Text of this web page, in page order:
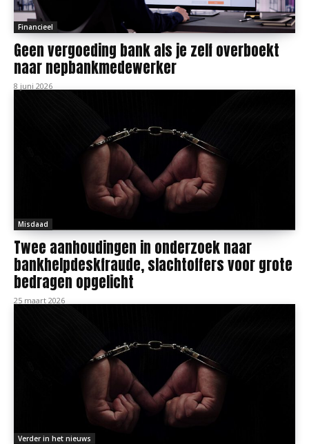
Financieel
Geen vergoeding bank als je zelf overboekt
naar nepbankmedewerker
8 juni 2026
Misdaad
Twee aanhoudingen in onderzoek naar
bankhelpdeskfraude, slachtoffers voor grote
bedragen opgelicht
25 maart 2026
Verder in het nieuws